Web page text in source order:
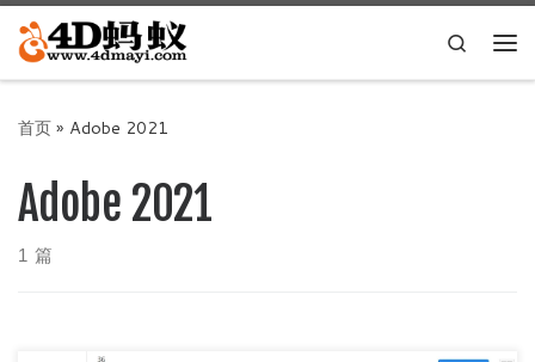
Skip to content
Search
首页» Adobe 2021
Adobe 2021
1 篇